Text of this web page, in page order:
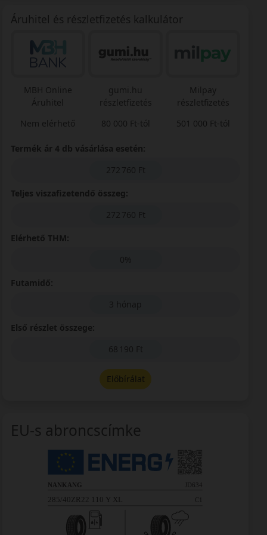
Áruhitel és részletfizetés kalkulátor
MBH Online
Áruhitel
Nem elérhető
gumi.hu
részletfizetés
80 000 Ft-tól
Milpay
részletfizetés
501 000 Ft-tól
Termék ár 4 db vásárlása esetén:
272 760 Ft
Teljes viszafizetendő összeg:
272 760 Ft
Elérhető THM:
0%
Futamidő:
3 hónap
Első részlet összege:
68 190 Ft
Előbírálat
EU-s abroncscímke